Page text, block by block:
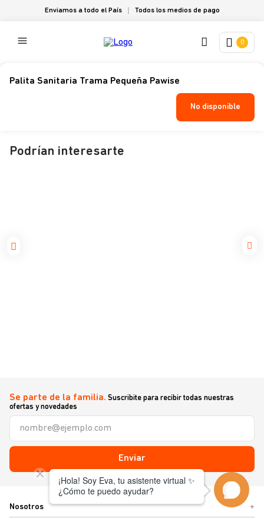
Enviamos a todo el País Todos los medios de pago
0
Palita Sanitaria Trama Pequeña Pawise
No disponible
Podrían interesarte
Se parte de la familia. Suscribite para recibir todas nuestras
ofertas y novedades
Enviar
Nosotros +